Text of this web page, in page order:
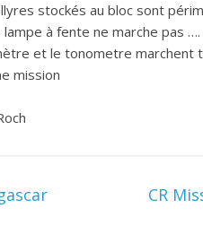
stockés au bloc sont
à fente ne marche pas
et le tonometre marchent
mission
CR